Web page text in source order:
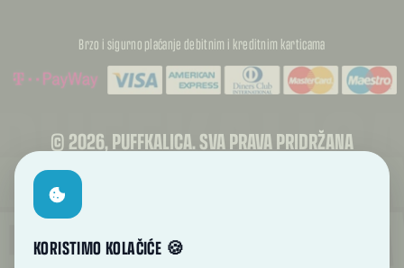
Brzo i sigurno plaćanje debitnim i kreditnim karticama
© 2026, PUFFKALICA. SVA PRAVA PRIDRŽANA
KORISTIMO KOLAČIĆE 🍪